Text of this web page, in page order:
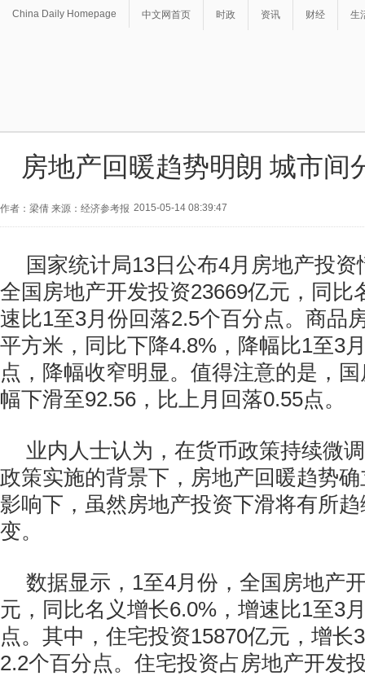
China Daily Homepage 中文网首页 时政 资讯 财经 生
房地产回暖趋势明朗 城市间
作者：梁倩 来源：经济参考报 2015-05-14 08:39:47
国家统计局13日公布4月房地产投
全国房地产开发投资23669亿元，同比
速比1至3月份回落2.5个百分点。商品
平方米，同比下降4.8%，降幅比1至3
点，降幅收窄明显。值得注意的是，
幅下滑至92.56，比上月回落0.55点。
业内人士认为，在货币政策持续微
政策实施的背景下，房地产回暖趋势
影响下，虽然房地产投资下滑将有所
变。
数据显示，1至4月份，全国房地产
元，同比名义增长6.0%，增速比1至3
点。其中，住宅投资15870亿元，增长
2.2个百分点。住宅投资占房地产开发